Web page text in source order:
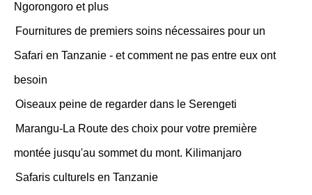
Ngorongoro et plus
Fournitures de premiers soins nécessaires pour un
Safari en Tanzanie - et comment ne pas entre eux ont
besoin
Oiseaux peine de regarder dans le Serengeti
Marangu-La Route des choix pour votre première
montée jusqu'au sommet du mont. Kilimanjaro
Safaris culturels en Tanzanie